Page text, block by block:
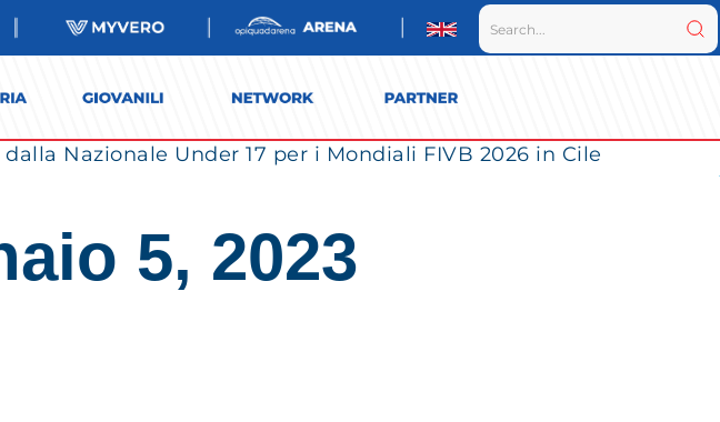
Nazionale Under 17 per i Mondiali FIVB 2026 in Cile
5, 2023